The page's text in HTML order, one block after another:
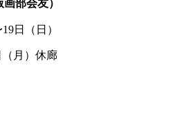
画部会友）
日（日）
月）休廊